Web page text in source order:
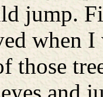
jump.
when I
those
and